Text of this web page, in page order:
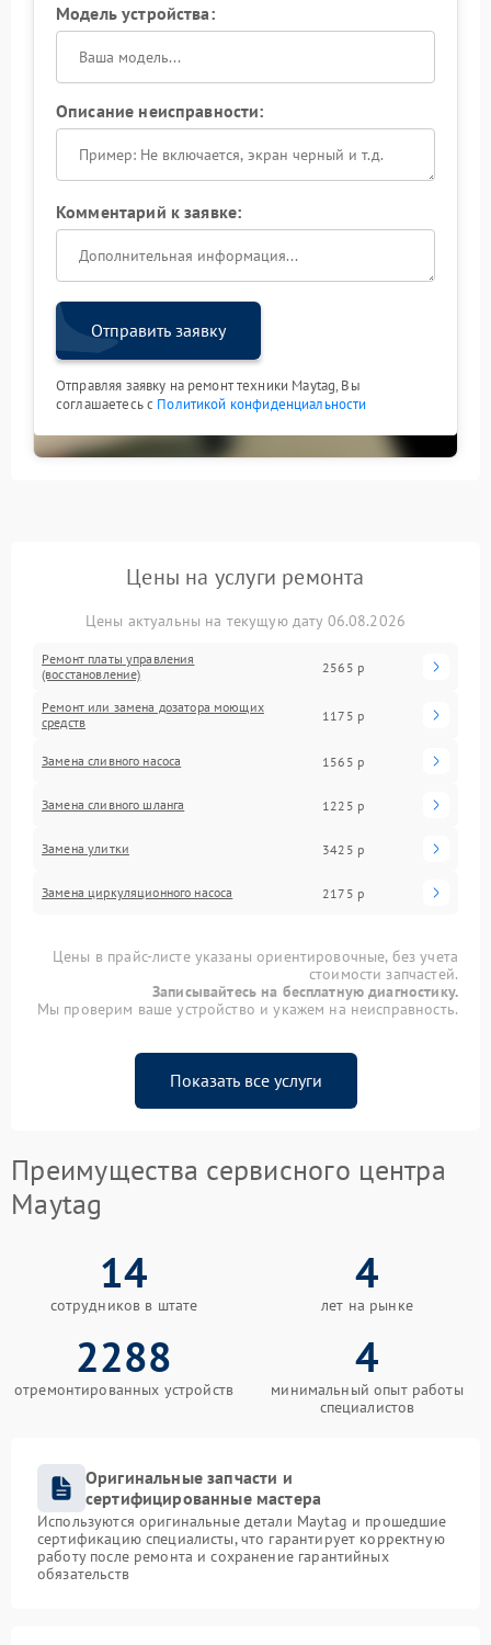
Модель устройства:
Описание неисправности:
Комментарий к заявке:
Отправить заявку
Отправляя заявку на ремонт техники Maytag, Вы
соглашаетесь с Политикой конфиденциальности
Цены на услуги ремонта
Цены актуальны на текущую дату 06.08.2026
Ремонт платы управления
(восстановление)
2565 р
Ремонт или замена дозатора моющих
средств
1175 р
Замена сливного насоса 1565 р
Замена сливного шланга 1225 р
Замена улитки 3425 р
Замена циркуляционного насоса 2175 р
Цены в прайс-листе указаны ориентировочные, без учета
стоимости запчастей.
Записывайтесь на бесплатную диагностику.
Мы проверим ваше устройство и укажем на неисправность.
Показать все услуги
Преимущества сервисного центра
Maytag
14
сотрудников в штате
4
лет на рынке
2288
отремонтированных устройств
4
минимальный опыт работы
специалистов
Оригинальные запчасти и
сертифицированные мастера
Используются оригинальные детали Maytag и прошедшие
сертификацию специалисты, что гарантирует корректную
работу после ремонта и сохранение гарантийных
обязательств